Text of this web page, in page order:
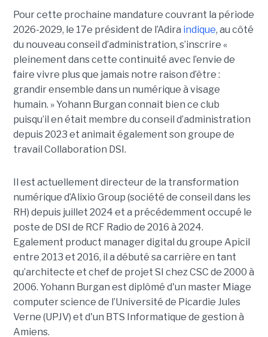
Pour cette prochaine mandature couvrant la période
2026-2029, le 17e président de l’Adira indique, au côté
du nouveau conseil d’administration, s’inscrire «
pleinement dans cette continuité avec l’envie de
faire vivre plus que jamais notre raison d’être :
grandir ensemble dans un numérique à visage
humain. »Yohann Burgan connait bien ce club
puisqu’il en était membre du conseil d’administration
depuis 2023 et animait également son groupe de
travail Collaboration DSI.
Il est actuellement directeur de la transformation
numérique d’Alixio Group (société de conseil dans les
RH) depuis juillet 2024 et a précédemment occupé le
poste de DSI de RCF Radio de 2016 à 2024.
Egalement product manager digital du groupe Apicil
entre 2013 et 2016, il a débuté sa carrière en tant
qu’architecte et chef de projet SI chez CSC de 2000 à
2006. Yohann Burgan est diplômé d'un master Miage
computer science de l’Université de Picardie Jules
Verne (UPJV) et d'un BTS Informatique de gestion à
Amiens.